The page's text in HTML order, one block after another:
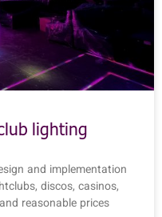
club lighting
Design and implementation
discos, casinos,
and reasonable prices